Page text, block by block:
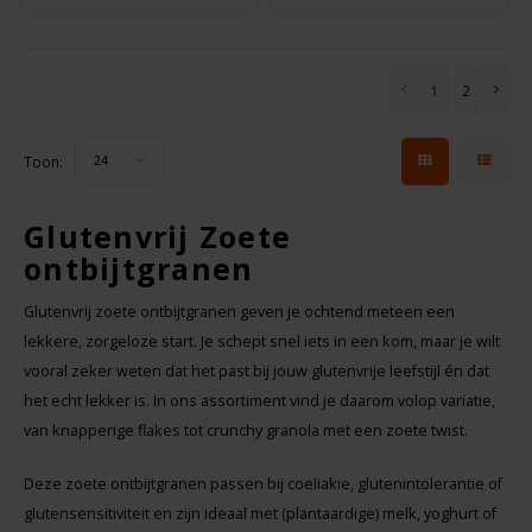
1 2
Toon: 24
Glutenvrij Zoete
ontbijtgranen
Glutenvrij zoete ontbijtgranen geven je ochtend meteen een
lekkere, zorgeloze start. Je schept snel iets in een kom, maar je wilt
vooral zeker weten dat het past bij jouw glutenvrije leefstijl én dat
het echt lekker is. In ons assortiment vind je daarom volop variatie,
van knapperige flakes tot crunchy granola met een zoete twist.
Deze zoete ontbijtgranen passen bij coeliakie, glutenintolerantie of
glutensensitiviteit en zijn ideaal met (plantaardige) melk, yoghurt of